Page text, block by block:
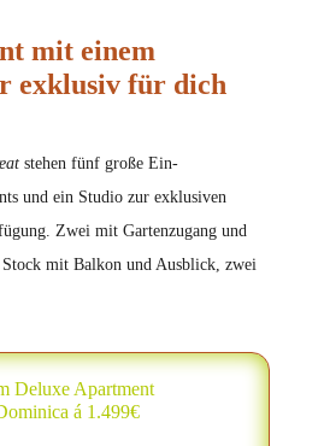
mit einem
exklusiv für dich
stehen fünf große Ein-
und ein Studio zur exklusiven
Zwei mit Gartenzugang und
Stock mit Balkon und Ausblick, zwei
Deluxe Apartment
á 1.499€